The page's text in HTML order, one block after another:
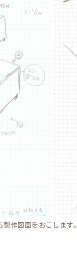
作図面をおこします。